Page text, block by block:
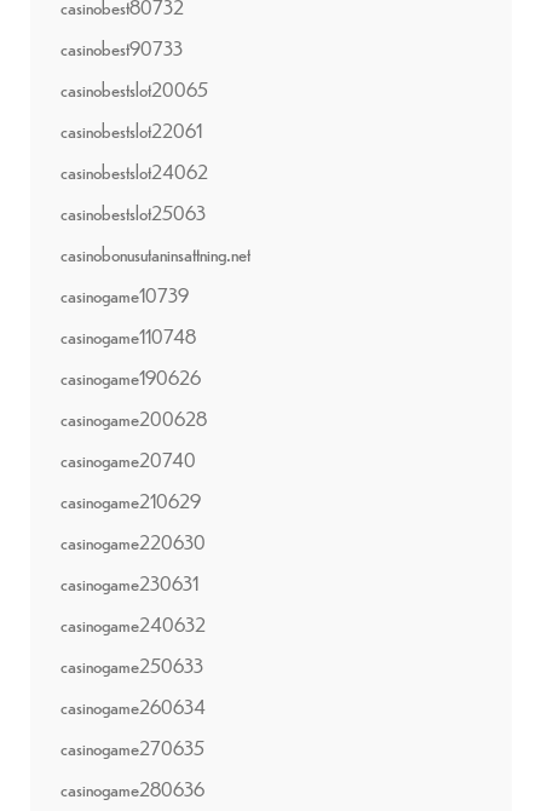
casinobest80732
casinobest90733
casinobestslot20065
casinobestslot22061
casinobestslot24062
casinobestslot25063
casinobonusutaninsattning.net
casinogame10739
casinogame110748
casinogame190626
casinogame200628
casinogame20740
casinogame210629
casinogame220630
casinogame230631
casinogame240632
casinogame250633
casinogame260634
casinogame270635
casinogame280636